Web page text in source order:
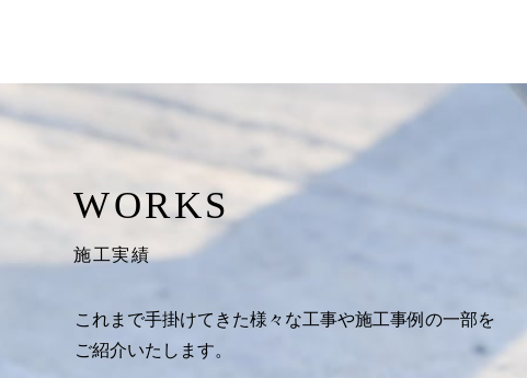
WORKS
施工実績
これまで手掛けてきた様々な工事や施工事例の一部を
ご紹介いたします。